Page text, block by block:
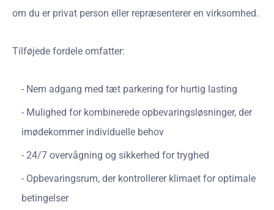
om du er privat person eller repræsenterer en virksomhed.
Tilføjede fordele omfatter:
Nem adgang med tæt parkering for hurtig lasting
Mulighed for kombinerede opbevaringsløsninger, der
imødekommer individuelle behov
24/7 overvågning og sikkerhed for tryghed
Opbevaringsrum, der kontrollerer klimaet for optimale
betingelser